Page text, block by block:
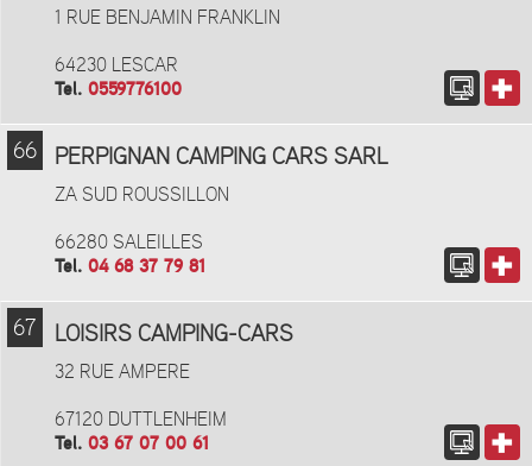
1 RUE BENJAMIN FRANKLIN
64230 LESCAR
Tel. 0559776100
66 PERPIGNAN CAMPING CARS SARL
ZA SUD ROUSSILLON
66280 SALEILLES
Tel. 04 68 37 79 81
67 LOISIRS CAMPING-CARS
32 RUE AMPERE
67120 DUTTLENHEIM
Tel. 03 67 07 00 61